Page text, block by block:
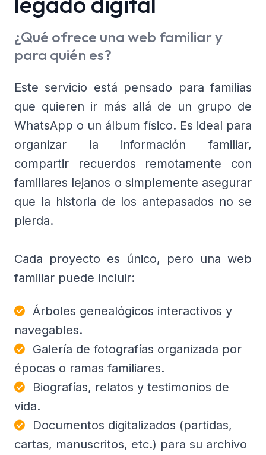
¿Qué ofrece una web familiar y
para quién es?
Este servicio está pensado para familias
que quieren ir más allá de un grupo de
WhatsApp o un álbum físico. Es ideal para
organizar la información familiar,
compartir recuerdos remotamente con
familiares lejanos o simplemente asegurar
que la historia de los antepasados no se
pierda.
Cada proyecto es único, pero una web
familiar puede incluir:
Árboles genealógicos interactivos y
navegables.
Galería de fotografías organizada por
épocas o ramas familiares.
Biografías, relatos y testimonios de
vida.
Documentos digitalizados (partidas,
cartas, manuscritos, etc.) para su archivo